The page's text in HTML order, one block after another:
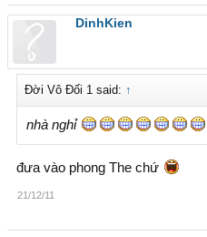
DinhKien
Đời Vô Đối 1 said: ↑
nhà nghỉ
đưa vào phong The chứ
21/12/11